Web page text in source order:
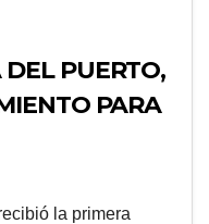
PUERTO,
PARA
la primera